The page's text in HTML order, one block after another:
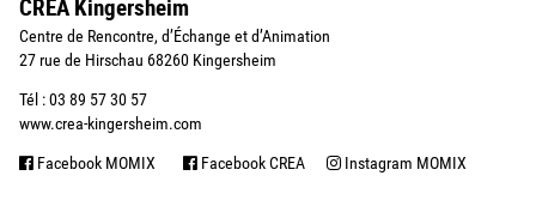
CRÉA Kingersheim
Centre de Rencontre, d’Échange et d’Animation
27 rue de Hirschau 68260 Kingersheim
Tél : 03 89 57 30 57
www.crea-kingersheim.com
Facebook MOMIX Facebook CREA Instagram MOMIX